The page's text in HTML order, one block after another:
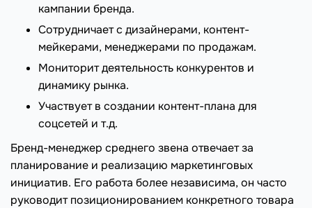
кампании бренда.
Сотрудничает с дизайнерами, контент-
мейкерами, менеджерами по продажам.
Мониторит деятельность конкурентов и
динамику рынка.
Участвует в создании контент-плана для
соцсетей и т.д.
Бренд-менеджер среднего звена отвечает за
планирование и реализацию маркетинговых
инициатив. Его работа более независима, он часто
руководит позиционированием конкретного товара